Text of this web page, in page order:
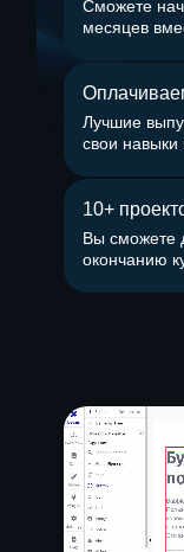
Сможете
месяцев
Лучшие
свои навыки
10+
Вы сможете
окончанию